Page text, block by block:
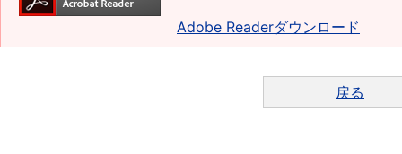
Adobe Readerダウンロード
戻る